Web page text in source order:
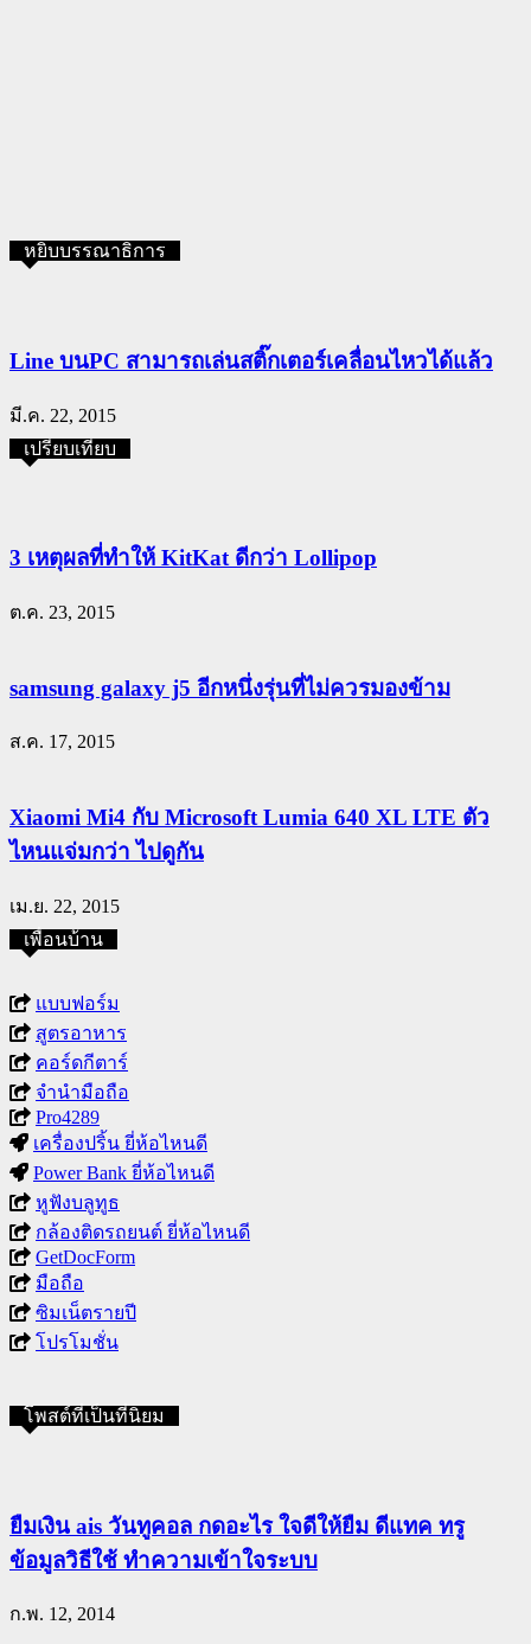
หยิบบรรณาธิการ
Line บนPC สามารถเล่นสติ๊กเตอร์เคลื่อนไหวได้แล้ว
มี.ค. 22, 2015
เปรียบเทียบ
3 เหตุผลที่ทำให้ KitKat ดีกว่า Lollipop
ต.ค. 23, 2015
samsung galaxy j5 อีกหนึ่งรุ่นที่ไม่ควรมองข้าม
ส.ค. 17, 2015
Xiaomi Mi4 กับ Microsoft Lumia 640 XL LTE ตัว
ไหนแจ่มกว่า ไปดูกัน
เม.ย. 22, 2015
เพื่อนบ้าน
แบบฟอร์ม
สูตรอาหาร
คอร์ดกีตาร์
จำนำมือถือ
Pro4289
เครื่องปริ้น ยี่ห้อไหนดี
Power Bank ยี่ห้อไหนดี
หูฟังบลูทูธ
กล้องติดรถยนต์ ยี่ห้อไหนดี
GetDocForm
มือถือ
ซิมเน็ตรายปี
โปรโมชั่น
โพสต์ที่เป็นที่นิยม
ยืมเงิน ais วันทูคอล กดอะไร ใจดีให้ยืม ดีแทค ทรู
ข้อมูลวิธีใช้ ทำความเข้าใจระบบ
ก.พ. 12, 2014